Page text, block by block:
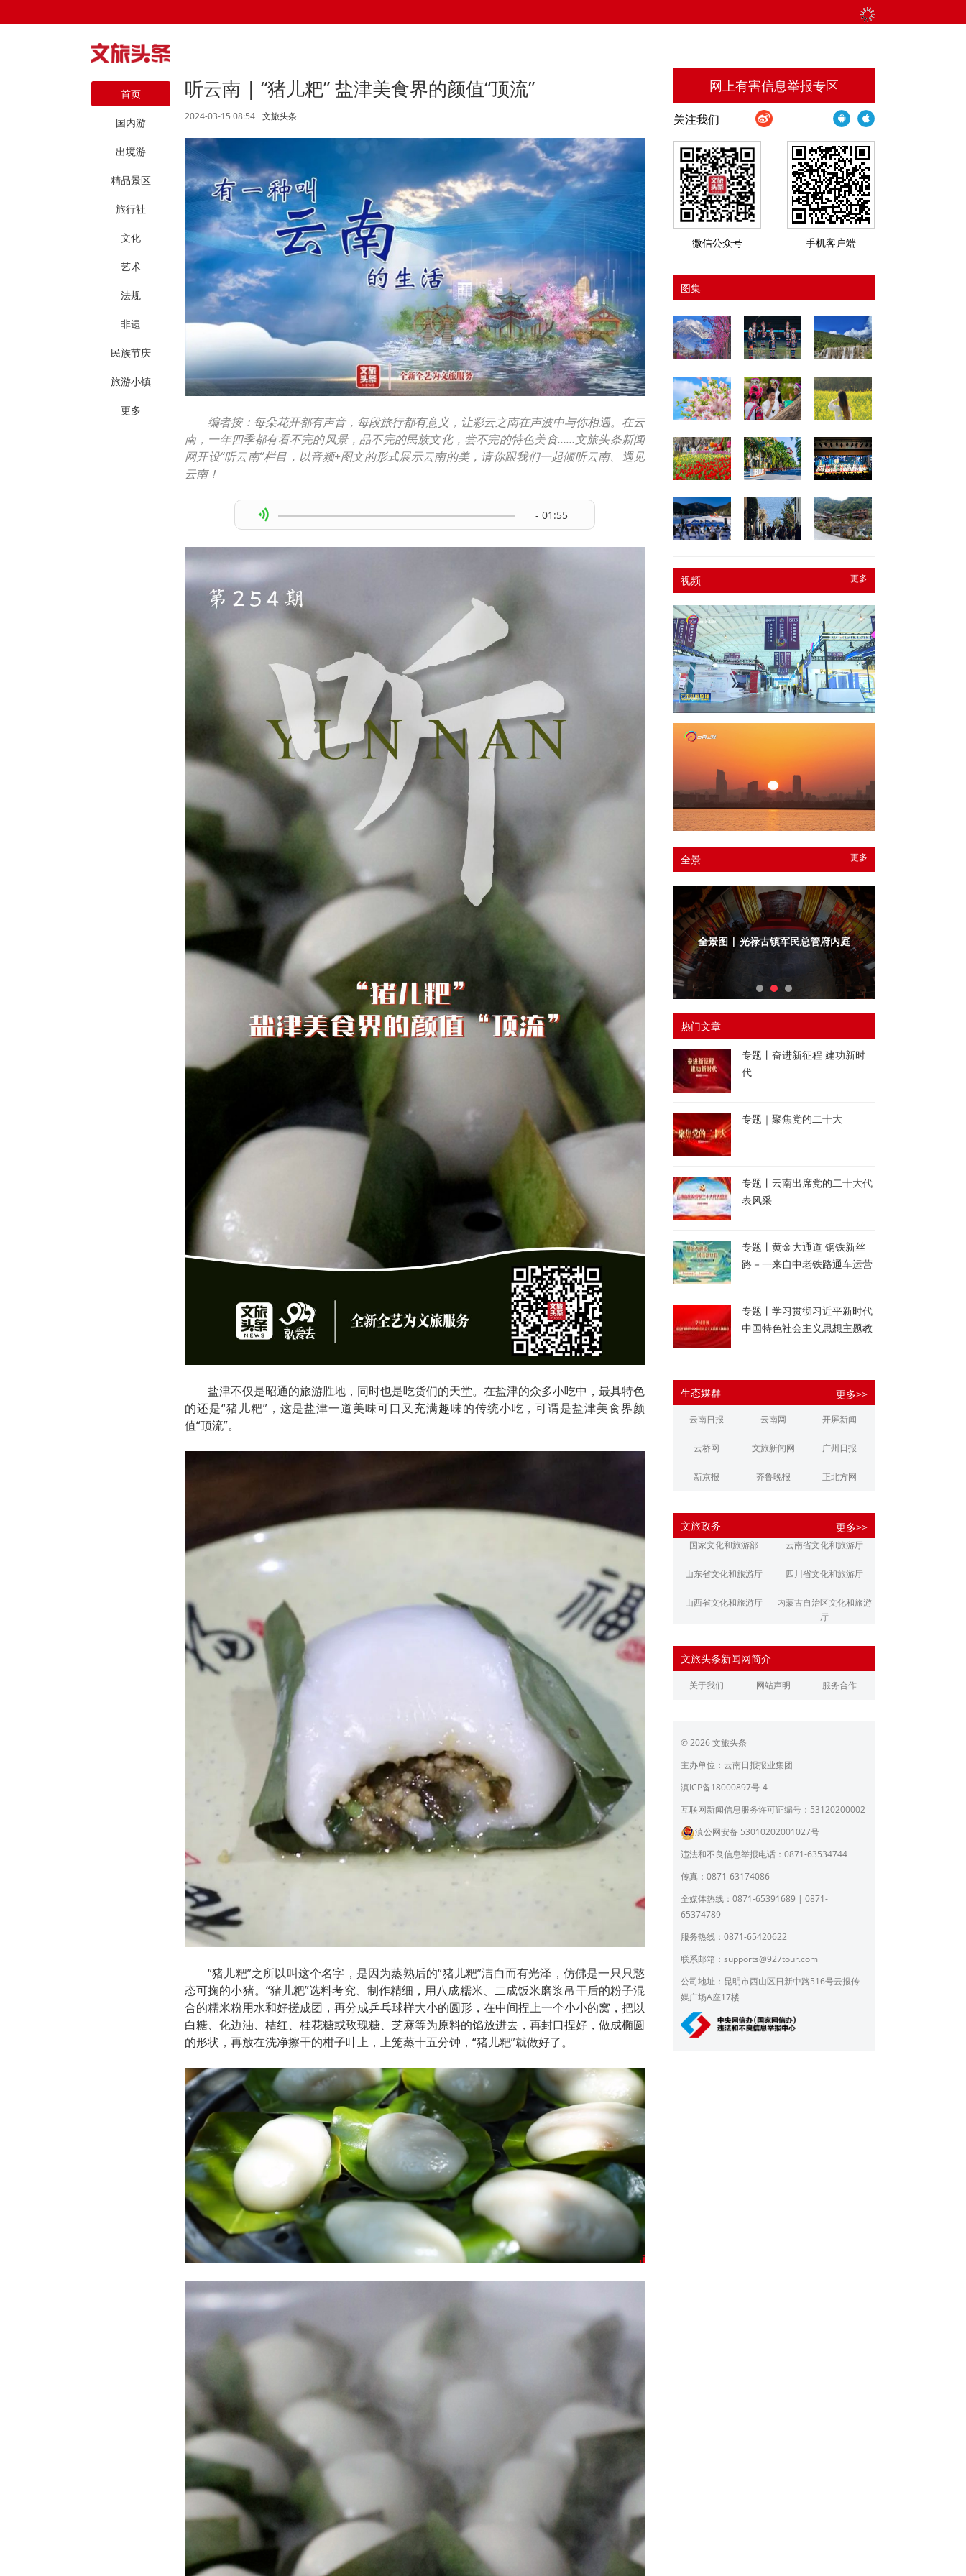
首页
国内游
出境游
精品景区
旅行社
文化
艺术
法规
非遗
民族节庆
旅游小镇
更多
听云南 | “猪儿粑” 盐津美食界的颜值“顶流”
2024-03-15 08:54 文旅头条
编者按：每朵花开都有声音，每段旅行都有意义，让彩云之南在声波中与你相遇。在云
南，一年四季都有看不完的风景，品不完的民族文化，尝不完的特色美食……文旅头条新闻
网开设“听云南”栏目，以音频+图文的形式展示云南的美，请你跟我们一起倾听云南、遇见
云南！
- 01:55
盐津不仅是昭通的旅游胜地，同时也是吃货们的天堂。在盐津的众多小吃中，最具特色
的还是“猪儿粑”，这是盐津一道美味可口又充满趣味的传统小吃，可谓是盐津美食界颜
值“顶流”。
“猪儿粑”之所以叫这个名字，是因为蒸熟后的“猪儿粑”洁白而有光泽，仿佛是一只只憨
态可掬的小猪。“猪儿粑”选料考究、制作精细，用八成糯米、二成饭米磨浆吊干后的粉子混
合的糯米粉用水和好搓成团，再分成乒乓球样大小的圆形，在中间捏上一个小小的窝，把以
白糖、化边油、桔红、桂花糖或玫瑰糖、芝麻等为原料的馅放进去，再封口捏好，做成椭圆
的形状，再放在洗净擦干的柑子叶上，上笼蒸十五分钟，“猪儿粑”就做好了。
网上有害信息举报专区
关注我们
微信公众号 手机客户端
图集
更多
视频
更多
全景
全景图 | 光禄古镇军民总管府衙门
热门文章
专题丨奋进新征程 建功新时
代
专题｜聚焦党的二十大
专题丨云南出席党的二十大代
表风采
专题丨黄金大通道 钢铁新丝
路－一来自中老铁路通车运营
专题丨学习贯彻习近平新时代
中国特色社会主义思想主题教
生态媒群 更多>>
云南日报 云南网 开屏新闻
云桥网 文旅新闻网 广州日报
新京报 齐鲁晚报 正北方网
江南都市报 潇湘晨报
文旅政务 更多>>
国家文化和旅游部 云南省文化和旅游厅
山东省文化和旅游厅 四川省文化和旅游厅
山西省文化和旅游厅
内蒙古自治区文化和旅游
厅
浙江省文化和旅游厅
江西省文化和旅游厅 河南省文化和旅游厅
广东省文化和旅游厅
育厅
陕西省文化和旅游厅 甘肃省文化和旅游厅
青海省文化和旅游厅
宁夏回族自治区文化和旅
北京市文旅局
上海市文化和旅游局
员会
文旅头条新闻网简介
关于我们 网站声明 服务合作
© 2026 文旅头条
主办单位：云南日报报业集团
滇ICP备18000897号-4
互联网新闻信息服务许可证编号：53120200002
滇公网安备 53010202001027号
违法和不良信息举报电话：0871-63534744
传真：0871-63174086
全媒体热线：0871-65391689 | 0871-
65374789
服务热线：0871-65420622
联系邮箱： supports@927tour.com
公司地址：昆明市西山区日新中路516号云报传
媒广场A座17楼